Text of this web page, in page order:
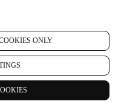
ONLYom een Le
als gastgebruiker te kopen,
marketingcommunicatie
datum en tijdstip van
en betalingsgegevens,